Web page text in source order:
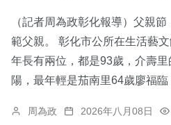
（記者周為政彰化報導）父親
範父親。 彰化市公所在生活藝
年長有兩位，都是93歲，介壽
陽，最年輕是茄南里64歲廖福
周為政 2026年八月08日